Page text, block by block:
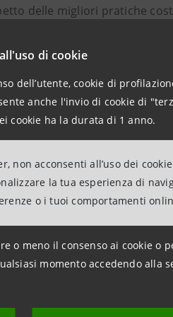
di cookie
dell’utente, cookie di
anche l'invio di cookie di
cookie ha la durata di 1 anno.
non acconsenti all’uso dei
la tua esperienza di
o i tuoi comportamenti
o meno il consenso ai cookie o
momento accedendo alla
delle migliori pratiche
mobili garantiscono
coperta da un
rampicanti consente di
di scambio termico
controllo e contenimento
di sostenibilità
altezza.
ambienti di lavoro per i
– progettazione e
con gara internazionale
settore. I lavori di